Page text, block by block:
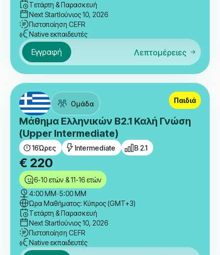
Τετάρτη & Παρασκευή
Next StartΙούνιος 10, 2026
Πιστοποίηση CEFR
Native εκπαιδευτές
Εγγραφή Λεπτομέρειες
Ομάδα
Μάθημα Ελληνικών B2.1 Καλή Γνώση
(Upper Intermediate)
16Ώρες Intermediate B 2.1
Παιδιά
€ 220
6-10 ετών & 11-16 ετών
4:00 ΜΜ-5:00 ΜΜ
Ώρα Μαθήματος: Κύπρος (GMT+3)
Τετάρτη & Παρασκευή
Next StartΙούνιος 10, 2026
Πιστοποίηση CEFR
Native εκπαιδευτές